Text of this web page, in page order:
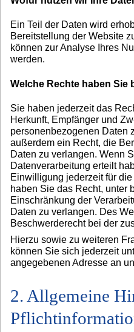
Ein Teil der Daten wird
Bereitstellung der Website
können zur Analyse Ihres
werden.
Welche Rechte haben Sie
Sie haben jederzeit das
Herkunft, Empfänger und
personenbezogenen Daten
außerdem ein Recht, die
Daten zu verlangen. Wenn
Datenverarbeitung erteilt
Einwilligung jederzeit für
haben Sie das Recht, unter
Einschränkung der
Daten zu verlangen. Des
Beschwerderecht bei der
Hierzu sowie zu weiteren
können Sie sich jederzeit
angegebenen Adresse an
2. Allgemeine